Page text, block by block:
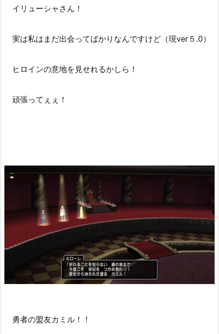
イリューシャさん！
実は私はまだ出会ってばかりなんですけど（現ver５.0）
ヒロインの意地を見せれるかしら！
頑張ってぇぇ！
勇者の盟友カミル！！